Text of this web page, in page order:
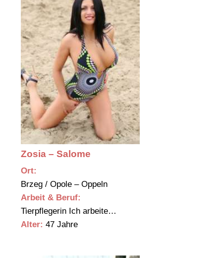
Zosia – Salome
Ort:
Brzeg / Opole – Oppeln
Arbeit & Beruf:
Tierpflegerin Ich arbeite…
Alter: 47 Jahre